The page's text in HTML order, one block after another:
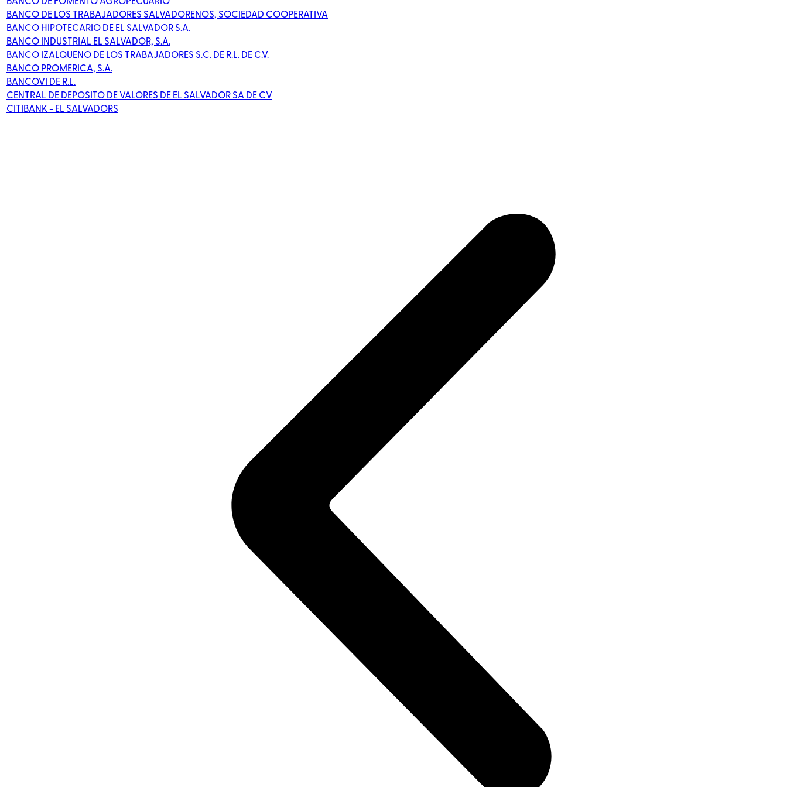
BANCO DE LOS TRABAJADORES SALVADORENOS, SOCIEDAD COOPERATIVA
BANCO HIPOTECARIO DE EL SALVADOR S.A.
BANCO INDUSTRIAL EL SALVADOR, S.A.
BANCO IZALQUENO DE LOS TRABAJADORES S.C. DE R.L. DE C.V.
BANCO PROMERICA, S.A.
BANCOVI DE R.L.
CENTRAL DE DEPOSITO DE VALORES DE EL SALVADOR SA DE CV
CITIBANK - EL SALVADORS